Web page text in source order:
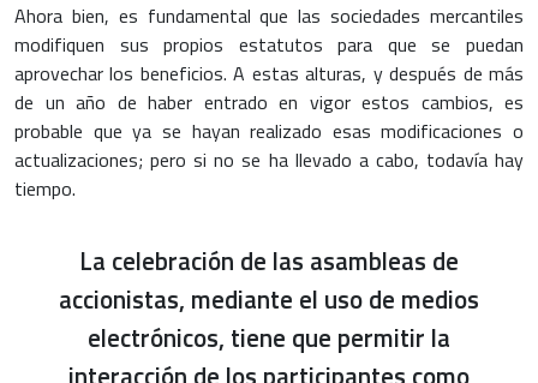
Ahora bien, es fundamental que las sociedades mercantiles
modifiquen sus propios estatutos para que se puedan
aprovechar los beneficios. A estas alturas, y después de más
de un año de haber entrado en vigor estos cambios, es
probable que ya se hayan realizado esas modificaciones o
actualizaciones; pero si no se ha llevado a cabo, todavía hay
tiempo.
La celebración de las asambleas de
accionistas, mediante el uso de medios
electrónicos, tiene que permitir la